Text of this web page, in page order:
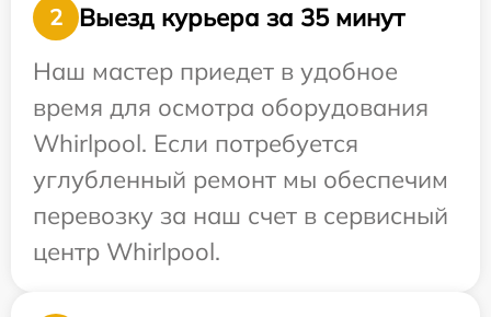
2
Выезд курьера за 35 минут
Наш мастер приедет в удобное
время для осмотра оборудования
Whirlpool. Если потребуется
углубленный ремонт мы обеспечим
перевозку за наш счет в сервисный
центр Whirlpool.